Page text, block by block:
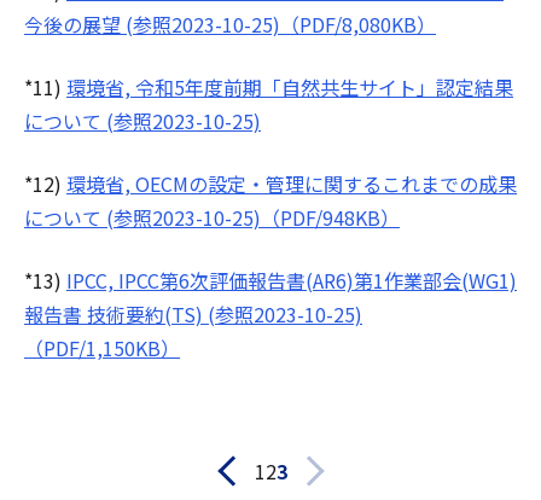
今後の展望 (参照2023-10-25)（PDF/8,080KB）
*11) 環境省, 令和5年度前期「自然共生サイト」認定結果
について (参照2023-10-25)
*12) 環境省, OECMの設定・管理に関するこれまでの成果
について (参照2023-10-25)（PDF/948KB）
*13) IPCC, IPCC第6次評価報告書(AR6)第1作業部会(WG1)
報告書 技術要約(TS) (参照2023-10-25)
（PDF/1,150KB）
123